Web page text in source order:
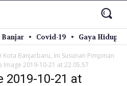
Banjar Covid-19 Gaya Hidup
Kota Banjarbaru, Ini Susunan Pimpinan
Image 2019-10-21 at 22.05.57
2019-10-21 at